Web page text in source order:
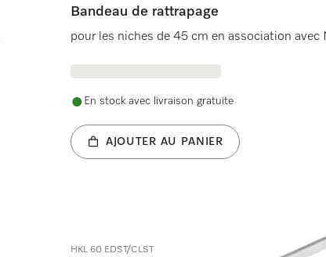
Bandeau de rattrapage
pour les niches de 45 cm en association
En stock avec livraison gratuite
AJOUTER AU PANIER
HKL 60 EDST/CLST